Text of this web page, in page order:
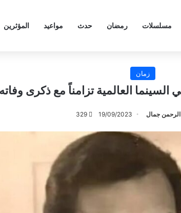
مسلسلات رمضان حدث مواعيد المؤثرين
زمان
السينما العالمية تزامناً مع ذكرى وفاته
الرحمن جمال 19/09/2023
329